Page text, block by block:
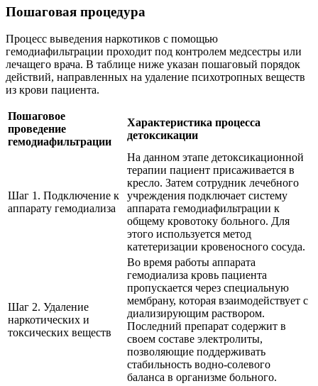
Пошаговая процедура
Процесс выведения наркотиков с помощью
гемодиафильтрации проходит под контролем медсестры или
лечащего врача. В таблице ниже указан пошаговый порядок
действий, направленных на удаление психотропных веществ
из крови пациента.
Пошаговое
проведение
гемодиафильтрации
Характеристика процесса
детоксикации
Шаг 1. Подключение к
аппарату гемодиализа
На данном этапе детоксикационной
терапии пациент присаживается в
кресло. Затем сотрудник лечебного
учреждения подключает систему
аппарата гемодиафильтрации к
общему кровотоку больного. Для
этого используется метод
катетеризации кровеносного сосуда.
Шаг 2. Удаление
наркотических и
токсических веществ
Во время работы аппарата
гемодиализа кровь пациента
пропускается через специальную
мембрану, которая взаимодействует с
диализирующим раствором.
Последний препарат содержит в
своем составе электролиты,
позволяющие поддерживать
стабильность водно-солевого
баланса в организме больного.